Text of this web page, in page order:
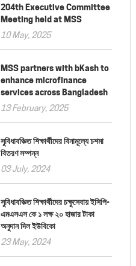
204th Executive Committee
Meeting held at MSS
10 May, 2025
MSS partners with bKash to
enhance microfinance
services across Bangladesh
13 February, 2025
সুবিধাবঞ্চিত শিক্ষার্থীদের বিনামূল্যে চশমা
বিতরণ সম্পন্ন
03 July, 2024
সুবিধাবঞ্চিত শিক্ষার্থীদের চক্ষুসেবায় ইসিপি-
এমএসএস কে ১ লক্ষ ২০ হাজার টাকা
অনুদান দিল ইউবিকো
23 May, 2024